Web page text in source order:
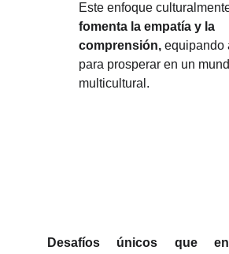
Este enfoque
fomenta la empatía y la
comprensión, equipando
para prosperar en un
multicultural.
Desafíos únicos que